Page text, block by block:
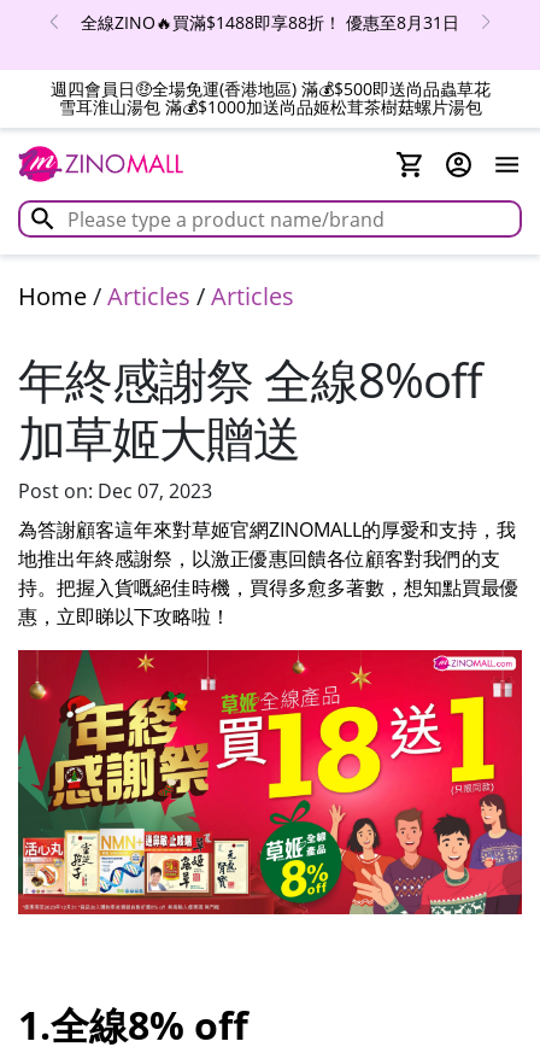
全線ZINO🔥買滿$1488即享88折！ 優惠至8月31日
週四會員日🤑全場免運(香港地區) 滿💰$500即送尚品蟲草花
雪耳淮山湯包 滿💰$1000加送尚品姬松茸茶樹菇螺片湯包
Home/Articles /Articles
年終感謝祭 全線8%off
加草姬大贈送
Post on: Dec 07, 2023
為答謝顧客這年來對草姬官網ZINOMALL的厚愛和支持，我
地推出年終感謝祭，以激正優惠回饋各位顧客對我們的支
持。把握入貨嘅絕佳時機，買得多愈多著數，想知點買最優
惠，立即睇以下攻略啦！
1.全線8% off